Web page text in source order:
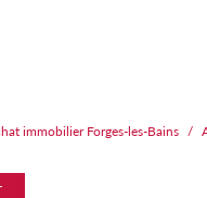
immobilier Forges-les-Bains